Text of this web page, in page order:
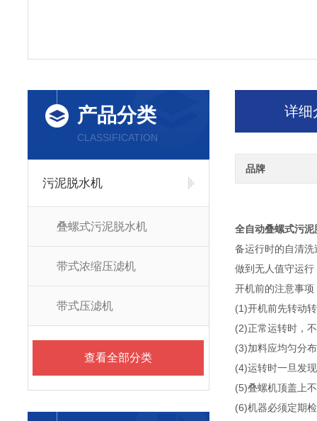
产品分类
CLASSIFICATION
污泥脱水机
叠螺式污泥脱水机
带式浓缩压滤机
带式压滤机
查看全部分类
详细
品牌
全自动叠螺式污泥
备运行时的自清
做到无人值守运
开机前的注意事项
(1)开机前先转动
(2)正常运转时，
(3)加料应均匀分
(4)运转时一旦发
(5)叠螺机顶盖上
(6)机器必须定期